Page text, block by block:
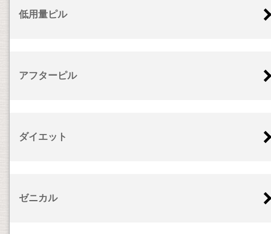
低用量ピル
アフターピル
ダイエット
ゼニカル